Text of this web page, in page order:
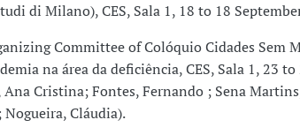
di Milano), CES, Sala 1, 18 to 18
Committee of Colóquio Cidades Sem
na área da deficiência, CES, Sala 1, 23
Ana Cristina; Fontes, Fernando ; Sena
Cláudia).